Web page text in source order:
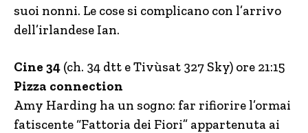
suoi nonni. Le cose si complicano con l’arrivo
dell’irlandese Ian.
Cine 34 (ch. 34 dtt e Tivùsat 327 Sky) ore 21:15
Pizza connection
Amy Harding ha un sogno: far rifiorire l’ormai
fatiscente “Fattoria dei Fiori” appartenuta ai